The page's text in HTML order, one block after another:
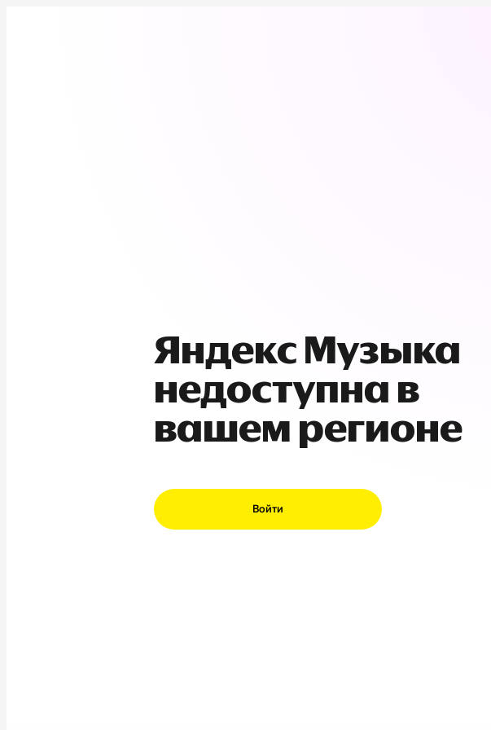
Яндекс Музыка
недоступна в
вашем регионе
Войти